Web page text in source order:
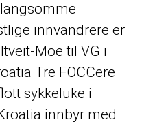
innvandrere er
Moe til VG i
Tre FOCCere
sykkeluke i
innbyr med